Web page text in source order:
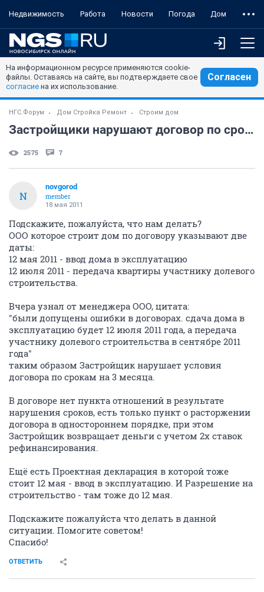
Недвижимость Работа Новости Погода Дом
На информационном ресурсе применяются cookie-
файлы. Оставаясь на сайте, вы подтверждаете свое
согласие на их использование.
Согласен
НГС.Форум Дом Стройка Ремонт Строим дом
Застройщики нарушают договор по срокам, нужен совет!
2575 7
N
novgorod
member
18 мая 2011
Подскажите, пожалуйста, что нам делать?
ООО которое строит дом по договору указывают две
даты:
12 мая 2011 - ввод дома в эксплуатацию
12 июля 2011 - передача квартиры участнику долевого
строительства.
Вчера узнал от менеджера ООО, цитата:
"были допущены ошибки в договорах. сдача дома в
эксплуатацию будет 12 июля 2011 года, а передача
участнику долевого строительства в сентябре 2011
года"
таким образом Застройщик нарушает условия
договора по срокам на 3 месяца.
В договоре нет пункта отношений в результате
нарушения сроков, есть только пункт о расторжении
договора в одностороннем порядке, при этом
Застройщик возвращает деньги с учетом 2х ставок
рефинансирования.
Ещё есть Проектная декларация в которой тоже
стоит 12 мая - ввод в эксплуатацию. И Разрешение на
строительство - там тоже до 12 мая.
Подскажите пожалуйста что делать в данной
ситуации. Помогите советом!
Спасибо!
ОТВЕТИТЬ